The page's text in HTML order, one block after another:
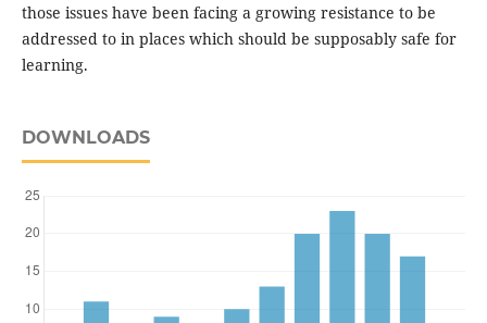
those issues have been facing a growing resistance to be
addressed to in places which should be supposably safe for
learning.
DOWNLOADS